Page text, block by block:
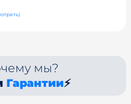
мы?
Гарантии⚡